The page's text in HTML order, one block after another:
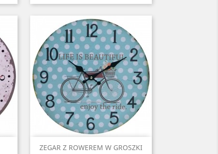
ZEGAR Z ROWEREM W GROSZKI
 Szybki podgląd